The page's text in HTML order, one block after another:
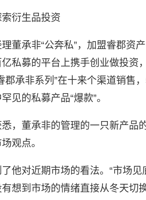
衍生品投资
董承非“公奔私”，加盟睿郡资
私募的平台上携手创业做投资
郡承非系列”在十来个渠道销售
见的私募产品“爆款”。
，董承非的管理的一只新产品
观点。
他对近期市场的看法。“市场
想到市场的情绪直接从冬天切